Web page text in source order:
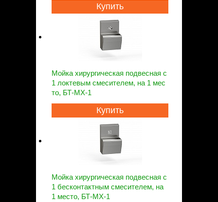
Купить
Мойка хирургическая подвесная с
1 локтевым смесителем, на 1 мес
то, БТ-МХ-1
Купить
Мойка хирургическая подвесная с
1 бесконтактным смесителем, на
1 место, БТ-МХ-1